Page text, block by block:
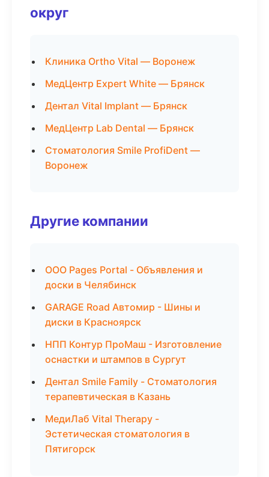
округ
Клиника Ortho Vital — Воронеж
МедЦентр Expert White — Брянск
Дентал Vital Implant — Брянск
МедЦентр Lab Dental — Брянск
Стоматология Smile ProfiDent —
Воронеж
Другие компании
ООО Pages Portal - Объявления и
доски в Челябинск
GARAGE Road Автомир - Шины и
диски в Красноярск
НПП Контур ПроМаш - Изготовление
оснастки и штампов в Сургут
Дентал Smile Family - Стоматология
терапевтическая в Казань
МедиЛаб Vital Therapy -
Эстетическая стоматология в
Пятигорск